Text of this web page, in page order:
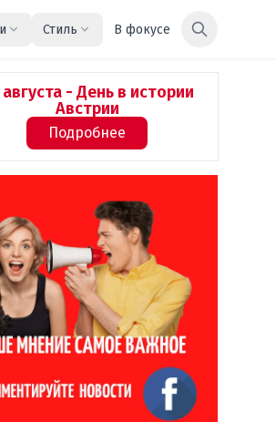
Стиль В фокусе
- День в истории
Австрии
Подробнее